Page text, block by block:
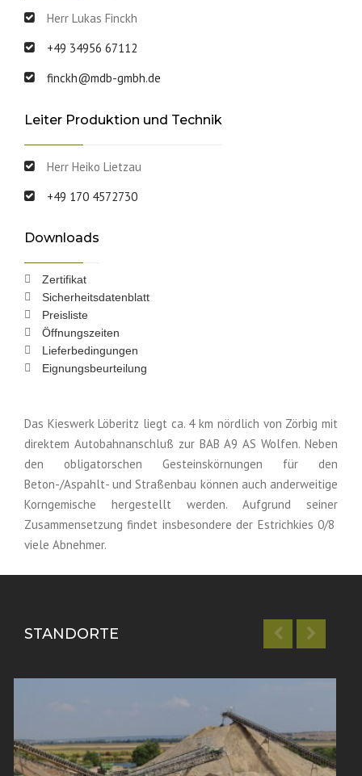
Herr Lukas Finckh
+49 34956 67112
finckh@mdb-gmbh.de
Leiter Produktion und Technik
Herr Heiko Lietzau
+49 170 4572730
Downloads
Zertifikat
Sicherheitsdatenblatt
Preisliste
Öffnungszeiten
Lieferbedingungen
Eignungsbeurteilung
Das Kieswerk Löberitz liegt ca. 4 km nördlich von Zörbig mit
direktem Autobahnanschluß zur BAB A9 AS Wolfen. Neben
den obligatorschen Gesteinskörnungen für den
Beton-/Aspahlt- und Straßenbau können auch anderweitige
Korngemische hergestellt werden. Aufgrund seiner
Zusammensetzung findet insbesondere der Estrichkies 0/8
viele Abnehmer.
STANDORTE